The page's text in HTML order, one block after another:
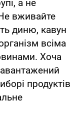
а не
вживайте
диню, кавун
всіма
Хоча
продуктів